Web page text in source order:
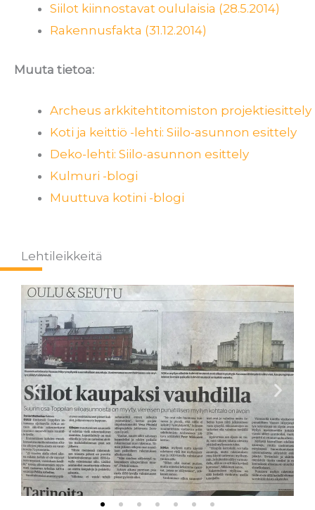
Siilot kiinnostavat oululaisia (28.5.2014)
Rakennusfakta (31.12.2014)
Muuta tietoa:
Archeus arkkitehtitomiston projektiesittely
Koti ja keittiö -lehti: Siilo-asunnon esittely
Deko-lehti: Siilo-asunnon esittely
Kulmuri -blogi
Muuttuva kotini -blogi
Lehtileikkeitä